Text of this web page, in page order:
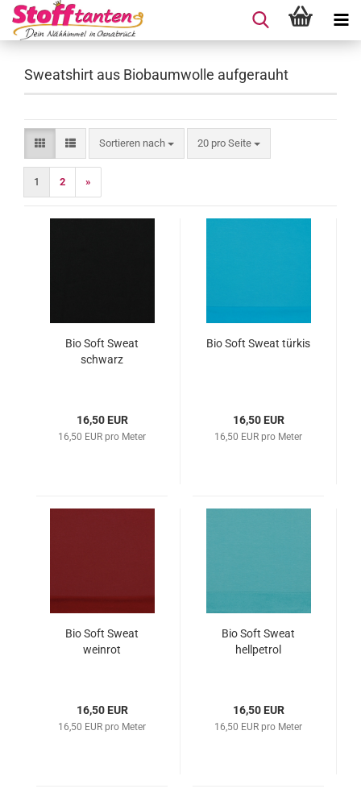
Sweatshirt aus Biobaumwolle aufgerauht
Sortieren nach
Sortieren nach 20 pro Seite
pro Seite
1 2 »
Bio Soft Sweat
schwarz
16,50 EUR
16,50 EUR pro Meter
Bio Soft Sweat türkis
16,50 EUR
16,50 EUR pro Meter
Bio Soft Sweat
weinrot
16,50 EUR
16,50 EUR pro Meter
Bio Soft Sweat
hellpetrol
16,50 EUR
16,50 EUR pro Meter